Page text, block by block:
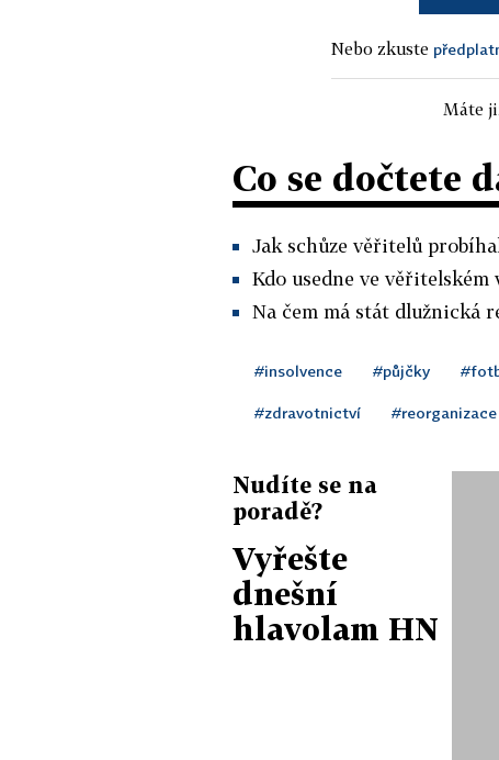
Nebo zkuste
Máte
Co se dočtete
Jak schůze věřitelů
Kdo usedne ve věřitelském
Na čem má stát dlužnická
#insolvence #půjčky
#zdravotnictví #reorganizace
Nudíte se na
poradě?
Vyřešte
dnešní
hlavolam HN